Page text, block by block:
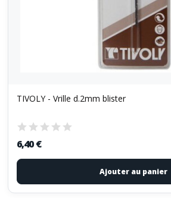
TIVOLY - Vrille d.2mm blister
6,40 €
Ajouter au panier